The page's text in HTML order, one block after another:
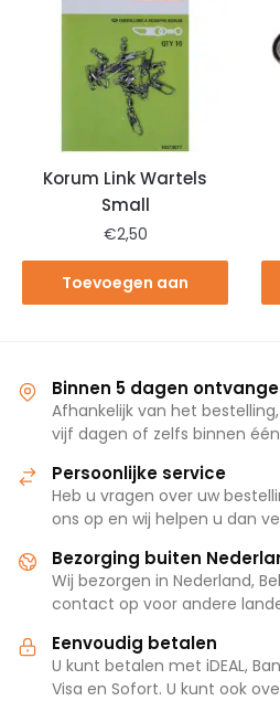
Korum Link Wartels
Small
€2,50
Toevoegen aan
Binnen 5 dagen
Afhankelijk van het
vijf dagen of zelfs binnen
Persoonlijke service
Heb u vragen over uw
ons op en wij helpen u dan
Bezorging buiten
Wij bezorgen in Nederland,
contact op voor andere
Eenvoudig betalen
U kunt betalen met iDEAL,
Visa en Sofort. U kunt ook